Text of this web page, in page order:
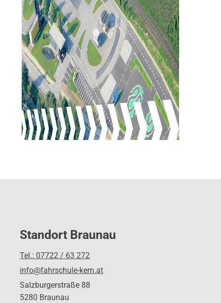
Standort Braunau
Tel.: 07722 / 63 272
info@fahrschule-kern.at
Salzburgerstraße 88
5280 Braunau